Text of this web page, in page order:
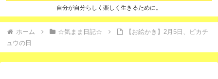
自分が自分らしく楽しく生きるために。
ホーム ☆気まま日記☆
【お絵かき】2月5日、ピカチ
ュウの日